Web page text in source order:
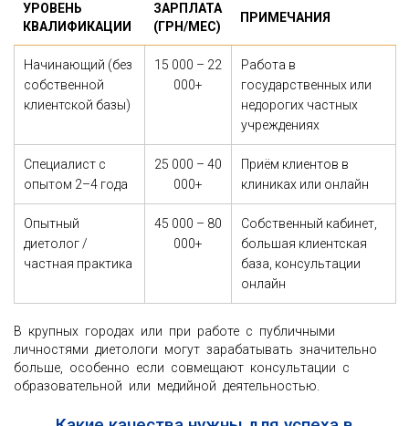
УРОВЕНЬ
КВАЛИФИКАЦИИ
ЗАРПЛАТА
(ГРН/МЕС)
ПРИМЕЧАНИЯ
Начинающий (без
собственной
клиентской базы)
15 000 – 22
000+
Работа в
государственных или
недорогих частных
учреждениях
Специалист с
опытом 2–4 года
25 000 – 40
000+
Приём клиентов в
клиниках или онлайн
Опытный
диетолог /
частная практика
45 000 – 80
000+
Собственный кабинет,
большая клиентская
база, консультации
онлайн
В крупных городах или при работе с публичными
личностями диетологи могут зарабатывать значительно
больше, особенно если совмещают консультации с
образовательной или медийной деятельностью.